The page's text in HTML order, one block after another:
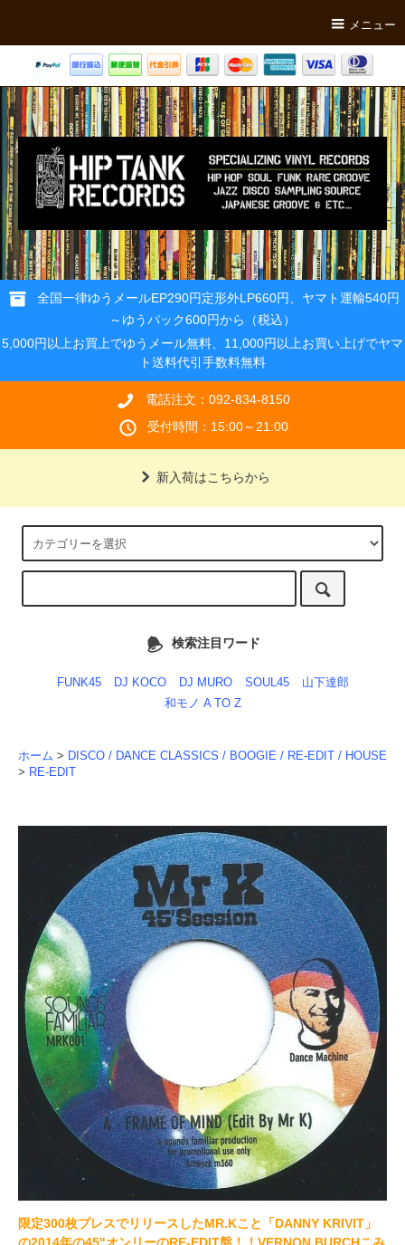
メニュー
全国一律ゆうメールEP290円定形外LP660円、ヤマト運輸540円
～ゆうパック600円から（税込）
5,000円以上お買上でゆうメール無料、11,000円以上お買い上げでヤマ
ト送料代引手数料無料
電話注文：092-834-8150
受付時間：15:00～21:00
新入荷はこちらから
検索注目ワード
FUNK45 DJ KOCO DJ MURO SOUL45
山下達郎
和モノ A TO Z
ホーム > DISCO / DANCE CLASSICS / BOOGIE / RE-EDIT / HOUSE
> RE-EDIT
限定300枚プレスでリリースしたMR.Kこと「DANNY KRIVIT」
の2014年の45"オンリーのRE-EDIT盤！！VERNON BURCHこみ